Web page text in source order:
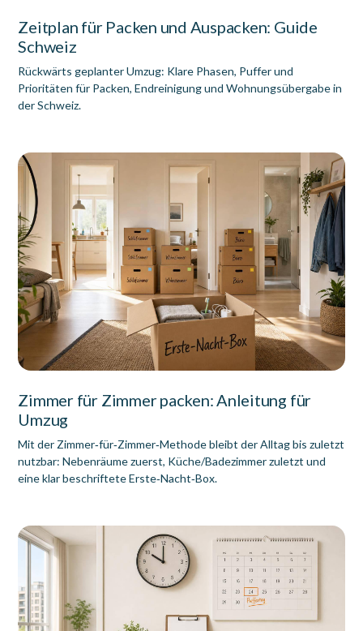
Zeitplan für Packen und Auspacken: Guide
Schweiz
Rückwärts geplanter Umzug: Klare Phasen, Puffer und
Prioritäten für Packen, Endreinigung und Wohnungsübergabe in
der Schweiz.
Zimmer für Zimmer packen: Anleitung für
Umzug
Mit der Zimmer‑für‑Zimmer‑Methode bleibt der Alltag bis zuletzt
nutzbar: Nebenräume zuerst, Küche/Badezimmer zuletzt und
eine klar beschriftete Erste‑Nacht‑Box.